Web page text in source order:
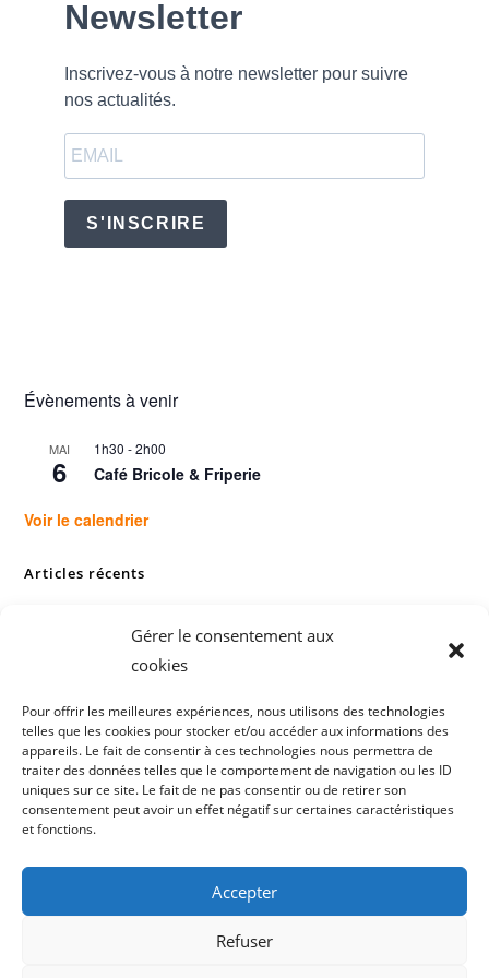
Gérer le consentement aux
cookies
Pour offrir les meilleures expériences, nous utilisons des technologies
telles que les cookies pour stocker et/ou accéder aux informations des
appareils. Le fait de consentir à ces technologies nous permettra de
traiter des données telles que le comportement de navigation ou les ID
uniques sur ce site. Le fait de ne pas consentir ou de retirer son
consentement peut avoir un effet négatif sur certaines caractéristiques
et fonctions.
Accepter
Refuser
Newsletter
Inscrivez-vous à notre newsletter pour suivre
nos actualités.
S'INSCRIRE
Évènements à venir
MAI
6
1h30 -2h00
Café Bricole & Friperie
Voir le calendrier
Articles récents
Soirée conférence, échange, signature avec Mathieu Foudral
Soirée jazz éthiopien avec Tikkelkel
Un finissage pour l’exposition des oeuvres de Nad